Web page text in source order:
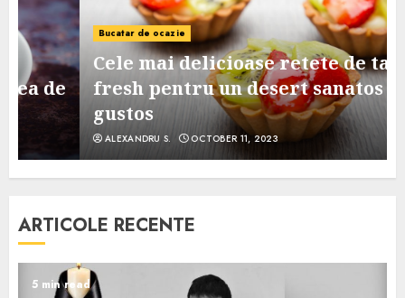
Bucatar de ocazie
Cele mai delicioase retete de tarte
fresh pentru un desert sanatos si
gustos
ALEXANDRU S. OCTOBER 11, 2023
ARTICOLE RECENTE
5 min read